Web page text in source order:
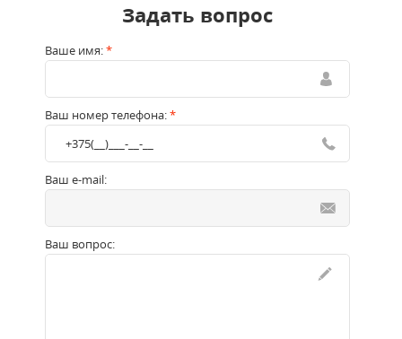
Задать вопрос
Ваше имя:*
Ваш номер телефона:*
Ваш e-mail:
Ваш вопрос: